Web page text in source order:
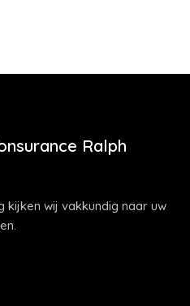
Ralph
kijken wij vakkundig naar uw